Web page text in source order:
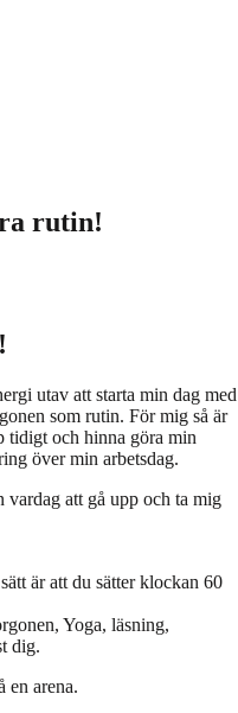
rutin!
utav att starta min dag med
som rutin. För mig så är
tidigt och hinna göra min
över min arbetsdag.
att gå upp och ta mig
är att du sätter klockan 60
Yoga, läsning,
dig.
en arena.